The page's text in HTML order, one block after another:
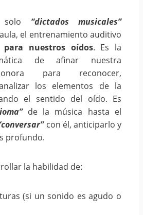
solo “dictados musicales”
el entrenamiento auditivo
para nuestros oídos. Es la
de afinar nuestra
para reconocer,
los elementos de la
el sentido del oído. Es
de la música hasta el
con él, anticiparlo y
profundo.
la habilidad de:
(si un sonido es agudo o